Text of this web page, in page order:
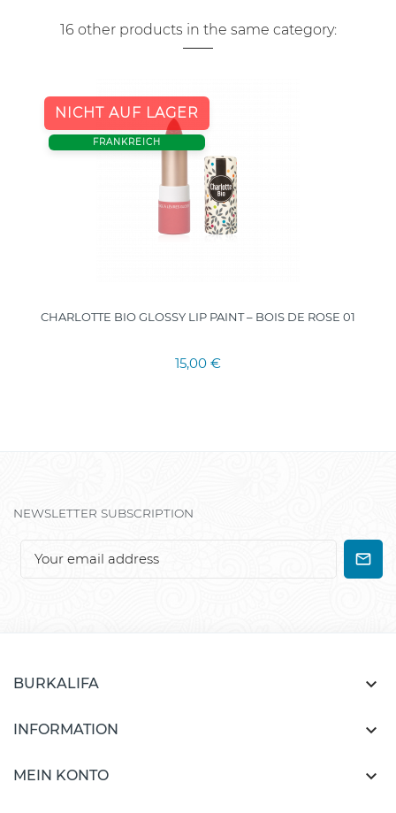
16 other products in the same category:
NICHT AUF LAGER
FRANKREICH
CHARLOTTE BIO GLOSSY LIP PAINT – BOIS DE ROSE 01
15,00 €
NEWSLETTER SUBSCRIPTION
BURKALIFA 
INFORMATION 
MEIN KONTO 